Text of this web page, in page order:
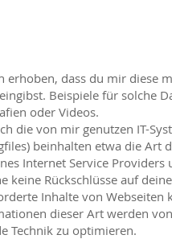
dass du mir diese
Beispiele für solche
oder Videos.
die von mir genutzen IT-
beinhalten etwa die Art
Internet Service
Rückschlüsse auf
Inhalte von
dieser Art werden
Technik zu optimieren.